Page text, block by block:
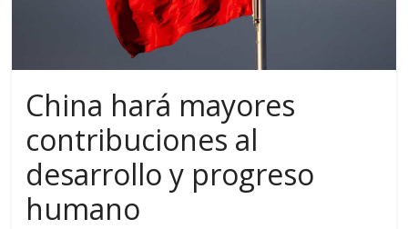
China hará mayores
contribuciones al
desarrollo y progreso
humano